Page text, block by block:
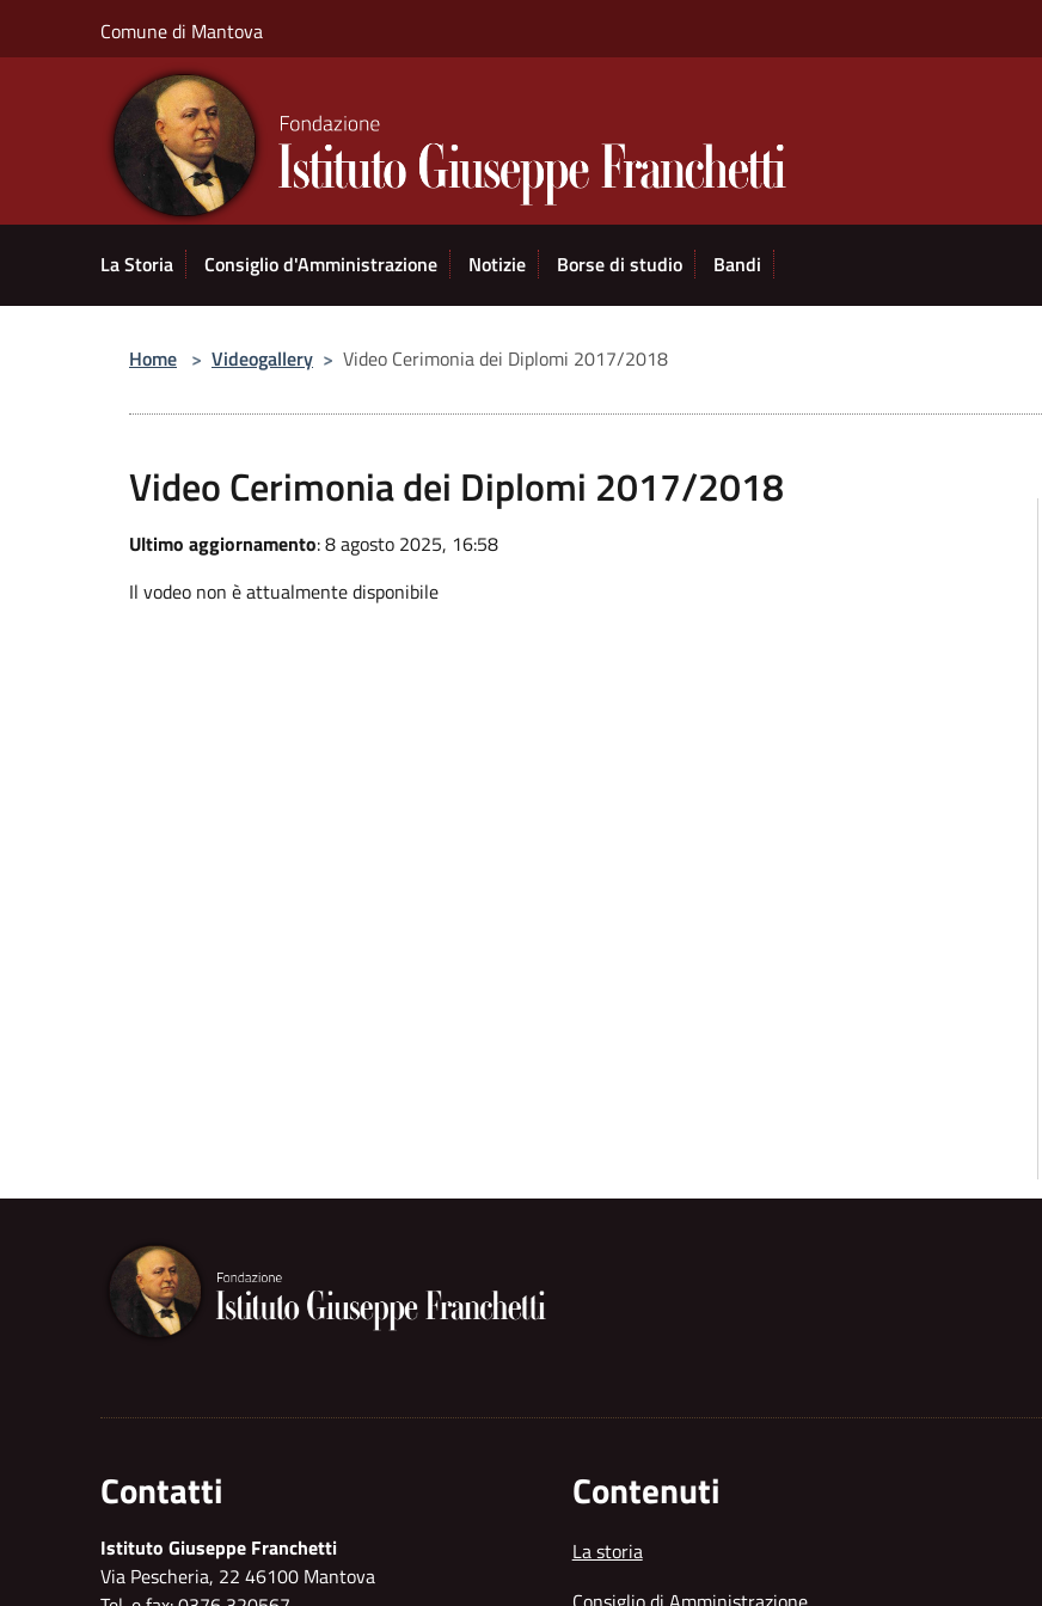
Comune di Mantova
La Storia Consiglio d'Amministrazione Notizie Borse di studio Bandi
Home > Videogallery > Video Cerimonia dei Diplomi 2017/2018
Video Cerimonia dei Diplomi 2017/2018
Ultimo aggiornamento: 8 agosto 2025, 16:58
Il vodeo non è attualmente disponibile
Contatti
Istituto Giuseppe Franchetti
Via Pescheria, 22 46100 Mantova
Contenuti
La storia